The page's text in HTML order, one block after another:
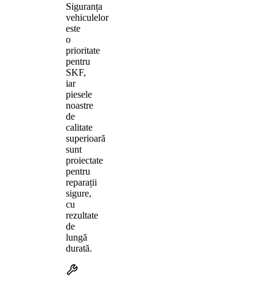
Siguranța
vehiculelor
este
o
prioritate
pentru
SKF,
iar
piesele
noastre
de
calitate
superioară
sunt
proiectate
pentru
reparații
sigure,
cu
rezultate
de
lungă
durată.